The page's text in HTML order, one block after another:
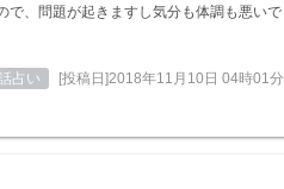
で、問題が起きますし気分も体調も悪いで
占い [投稿日]2018年11月10日 04時01分